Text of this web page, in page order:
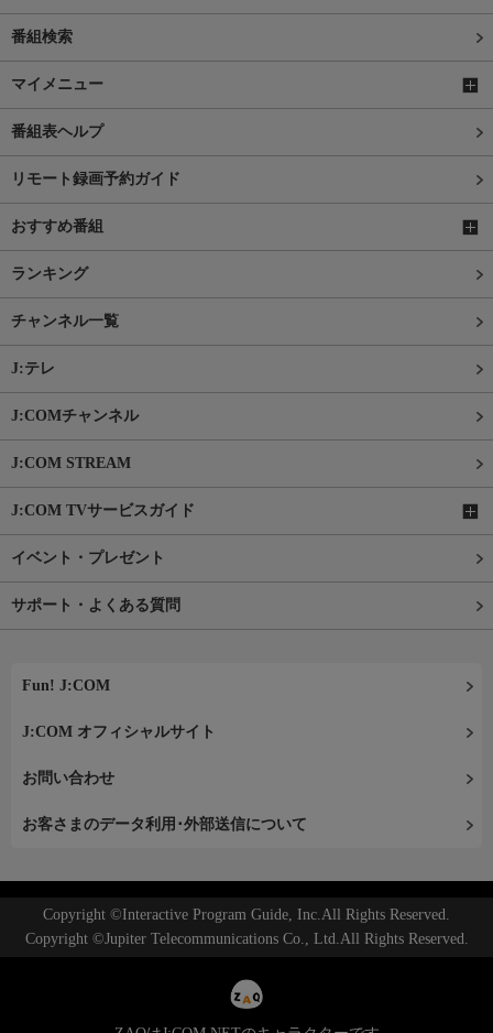
番組検索
マイメニュー
番組表ヘルプ
リモート録画予約ガイド
おすすめ番組
ランキング
チャンネル一覧
J:テレ
J:COMチャンネル
J:COM STREAM
J:COM TVサービスガイド
イベント・プレゼント
サポート・よくある質問
Fun! J:COM
J:COM オフィシャルサイト
お問い合わせ
お客さまのデータ利用･外部送信について
Copyright ©Interactive Program Guide, Inc.All Rights Reserved.
Copyright ©Jupiter Telecommunications Co., Ltd.All Rights Reserved.